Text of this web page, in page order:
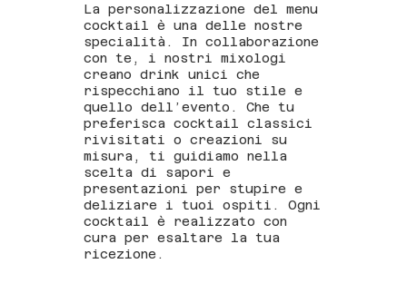
La personalizzazione del menu
cocktail è una delle nostre
specialità. In collaborazione
con te, i nostri mixologi
creano drink unici che
rispecchiano il tuo stile e
quello dell’evento. Che tu
preferisca cocktail classici
rivisitati o creazioni su
misura, ti guidiamo nella
scelta di sapori e
presentazioni per stupire e
deliziare i tuoi ospiti. Ogni
cocktail è realizzato con
cura per esaltare la tua
ricezione.